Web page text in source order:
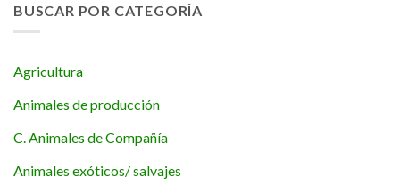
BUSCAR POR CATEGORÍA
Agricultura
Animales de producción
C. Animales de Compañía
Animales exóticos/ salvajes